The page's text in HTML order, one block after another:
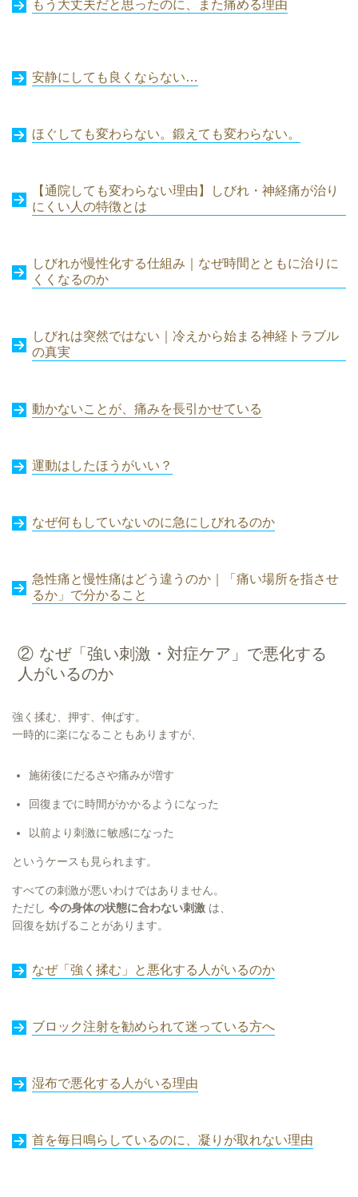
もう大丈夫だと思ったのに、また痛める理由
安静にしても良くならない…
ほぐしても変わらない。鍛えても変わらない。
【通院しても変わらない理由】しびれ・神経痛が治り
にくい人の特徴とは
しびれが慢性化する仕組み｜なぜ時間とともに治りに
くくなるのか
しびれは突然ではない ｜ 冷えから始まる神経トラブル
の真実
動かないことが、痛みを長引かせている
運動はしたほうがいい？
なぜ何もしていないのに急にしびれるのか
急性痛と慢性痛はどう違うのか｜「痛い場所を指させ
るか」で分かること
② なぜ「強い刺激・対症ケア」で悪化する
人がいるのか
強く揉む、押す、伸ばす。
一時的に楽になることもありますが、
施術後にだるさや痛みが増す
回復までに時間がかかるようになった
以前より刺激に敏感になった
というケースも見られます。
すべての刺激が悪いわけではありません。
ただし 今の身体の状態に合わない刺激 は、
回復を妨げることがあります。
なぜ「強く揉む」と悪化する人がいるのか
ブロック注射を勧められて迷っている方へ
湿布で悪化する人がいる理由
首を毎日鳴らしているのに、凝りが取れない理由